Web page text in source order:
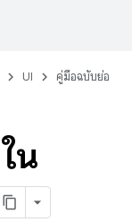
UI คู่มือฉบับย่อ
น